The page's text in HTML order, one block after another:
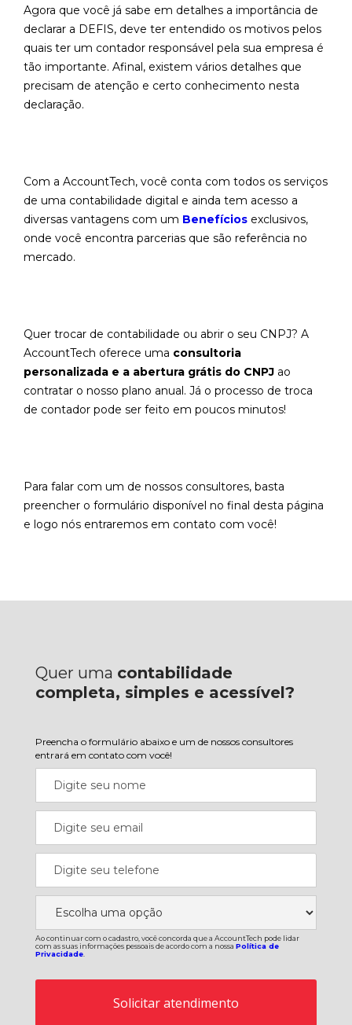
Agora que você já sabe em detalhes a importância de
declarar a DEFIS, deve ter entendido os motivos pelos
quais ter um contador responsável pela sua empresa é
tão importante. Afinal, existem vários detalhes que
precisam de atenção e certo conhecimento nesta
declaração.
Com a AccountTech, você conta com todos os serviços
de uma contabilidade digital e ainda tem acesso a
diversas vantagens com um Benefícios exclusivos,
onde você encontra parcerias que são referência no
mercado.
Quer trocar de contabilidade ou abrir o seu CNPJ? A
AccountTech oferece uma consultoria
personalizada e a abertura grátis do CNPJ ao
contratar o nosso plano anual. Já o processo de troca
de contador pode ser feito em poucos minutos!
Para falar com um de nossos consultores, basta
preencher o formulário disponível no final desta página
e logo nós entraremos em contato com você!
Quer uma contabilidade
completa, simples e acessível?
Preencha o formulário abaixo e um de nossos consultores
entrará em contato com você!
Ao continuar com o cadastro, você concorda que a AccountTech pode lidar
com as suas informações pessoais de acordo com a nossa Política de
Privacidade.